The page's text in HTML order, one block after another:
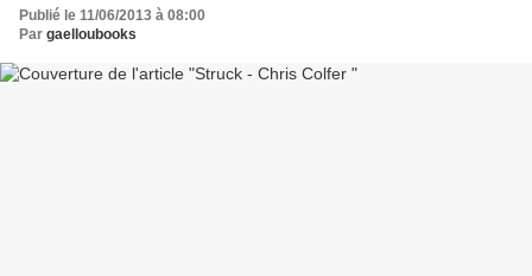
Publié le 11/06/2013 à 08:00
Par gaelloubooks